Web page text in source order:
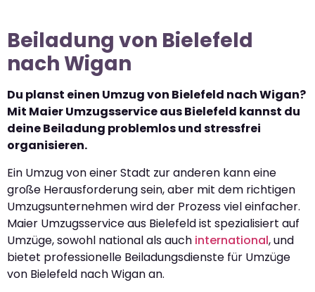
Beiladung von Bielefeld
nach Wigan
Du planst einen Umzug von Bielefeld nach Wigan?
Mit Maier Umzugsservice aus Bielefeld kannst du
deine Beiladung problemlos und stressfrei
organisieren.
Ein Umzug von einer Stadt zur anderen kann eine
große Herausforderung sein, aber mit dem richtigen
Umzugsunternehmen wird der Prozess viel einfacher.
Maier Umzugsservice aus Bielefeld ist spezialisiert auf
Umzüge, sowohl national als auch international, und
bietet professionelle Beiladungsdienste für Umzüge
von Bielefeld nach Wigan an.